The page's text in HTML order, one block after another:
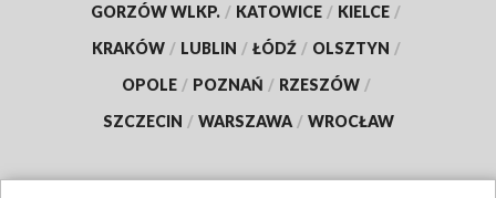
GORZÓW WLKP. / KATOWICE / KIELCE /
KRAKÓW / LUBLIN / ŁÓDŹ / OLSZTYN /
OPOLE / POZNAŃ / RZESZÓW /
SZCZECIN / WARSZAWA / WROCŁAW